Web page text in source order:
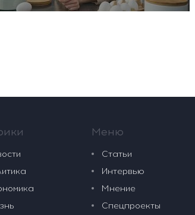
Меню
Статьи
Интервью
Мнение
Спецпроекты